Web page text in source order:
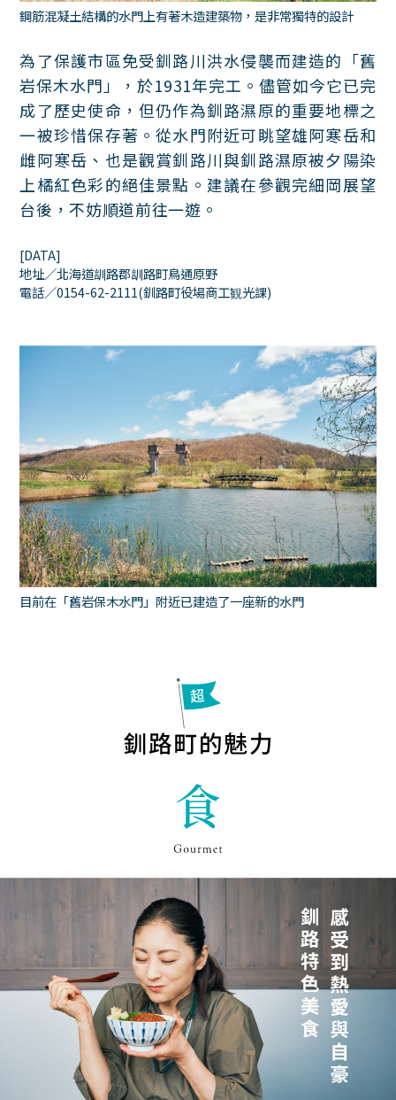
鋼筋混凝土結構的水門上有著木造建築物，是非常獨特的設計
為了保護市區免受釧路川洪水侵襲而建造的「舊
岩保木水門」，於1931年完工。儘管如今它已完
成了歷史使命，但仍作為釧路濕原的重要地標之
一被珍惜保存著。從水門附近可眺望雄阿寒岳和
雌阿寒岳、也是觀賞釧路川與釧路濕原被夕陽染
上橘紅色彩的絕佳景點。建議在參觀完細岡展望
台後，不妨順道前往一遊。
[DATA]
地址／北海道訓路郡訓路町鳥通原野
電話／0154-62-2111(釧路町役場商工観光課)
目前在「舊岩保木水門」附近已建造了一座新的水門